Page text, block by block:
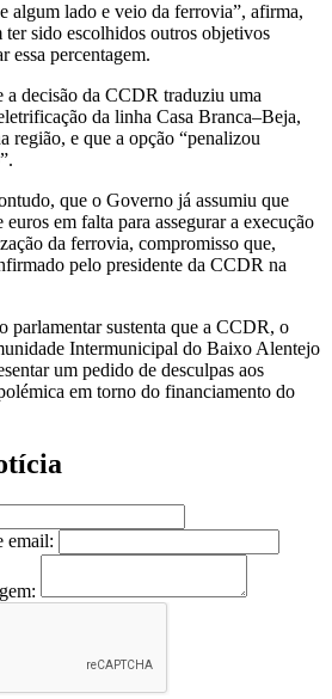
algum lado e veio da ferrovia”, afirma,
sido escolhidos outros objetivos
essa percentagem.
a decisão da CCDR traduziu uma
da linha Casa Branca–Beja,
região, e que a opção “penalizou
que o Governo já assumiu que
em falta para assegurar a execução
da ferrovia, compromisso que,
pelo presidente da CCDR na
parlamentar sustenta que a CCDR, o
Intermunicipal do Baixo Alentejo
um pedido de desculpas aos
em torno do financiamento do
email: